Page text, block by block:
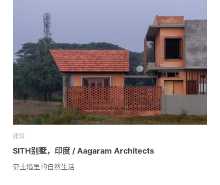
建筑
SITH别墅，印度 / Aagaram Architects
夯土墙里的自然生活